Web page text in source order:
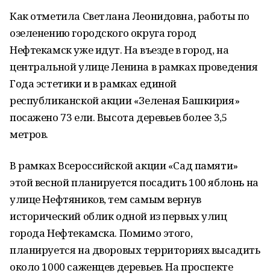
Как отметила Светлана Леонидовна, работы по
озеленению городского округа город
Нефтекамск уже идут. На въезде в город, на
центральной улице Ленина в рамках проведения
Года эстетики и в рамках единой
республиканской акции «Зеленая Башкирия»
посажено 73 ели. Высота деревьев более 3,5
метров.
В рамках Всероссийской акции «Сад памяти»
этой весной планируется посадить 100 яблонь на
улице Нефтяников, тем самым вернув
исторический облик одной из первых улиц
города Нефтекамска. Помимо этого,
планируется на дворовых территориях высадить
около 1000 саженцев деревьев. На проспекте